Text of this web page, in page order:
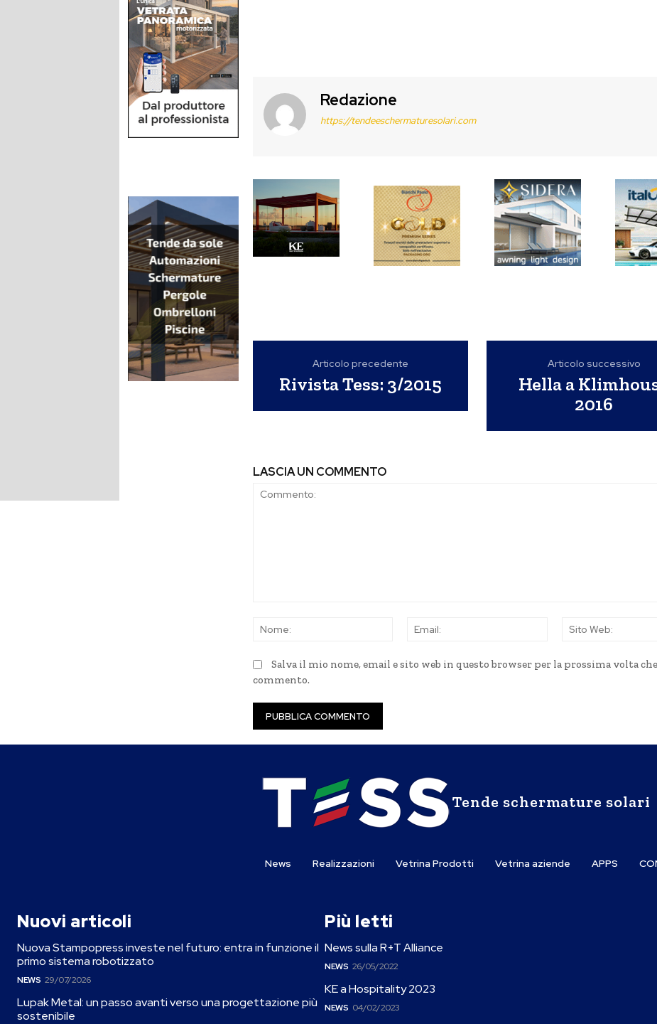
Redazione
https://tendeeschermaturesolari.com
Articolo precedente
Rivista Tess: 3/2015
Articolo successivo
Hella a
2016
LASCIA UN COMMENTO
Nome:
Email:
Salva il mio nome, email e sito web in questo browser per la prossima volta che
commento.
Tende schermature solari
News Realizzazioni Vetrina Prodotti Vetrina aziende APPS
Nuovi articoli
Nuova Stampopress investe nel futuro: entra in funzione il
primo sistema robotizzato
NEWS 29/07/2026
Lupak Metal: un passo avanti verso una progettazione più
sostenibile
Più letti
News sulla R+T Alliance
NEWS 26/05/2022
KE a Hospitality 2023
NEWS 04/02/2023